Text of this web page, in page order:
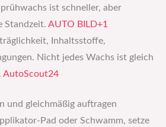
ist schneller, aber
Standzeit. AUTO BILD+1
Inhaltsstoffe,
Nicht jedes Wachs ist gleich
AutoScout24
und gleichmäßig auftragen
Pad oder Schwamm, setze